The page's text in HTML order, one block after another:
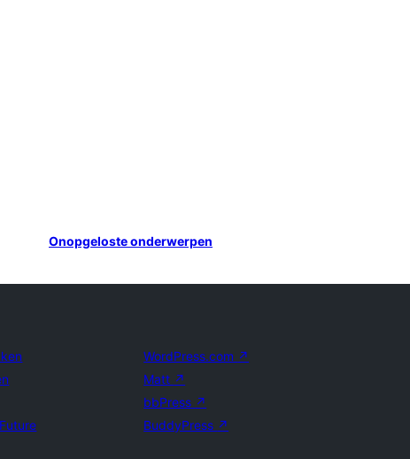
Onopgeloste onderwerpen
WordPress.com ↗
Matt ↗
bbPress ↗
BuddyPress ↗